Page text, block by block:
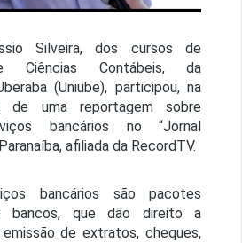
Silveira, dos cursos de
Ciências Contábeis, da
(Uniube), participou, na
de uma reportagem sobre
bancários no “Jornal
afiliada da RecordTV.
bancários são pacotes
bancos, que dão direito a
de extratos, cheques,